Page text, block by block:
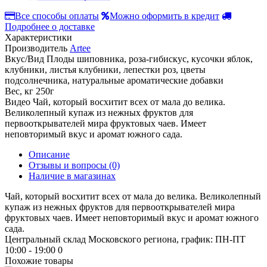
Все способы оплаты
Можно оформить в кредит
Подробнее о доставке
Характеристики
Производитель Artee
Вкус/Вид Плоды шиповника, роза-гибискус, кусочки яблок,
клубники, листья клубники, лепестки роз, цветы
подсолнечника, натуральные ароматические добавки
Вес, кг 250г
Видео Чай, который восхитит всех от мала до велика.
Великолепный купаж из нежных фруктов для
первооткрывателей мира фруктовых чаев. Имеет
неповторимый вкус и аромат южного сада.
Описание
Отзывы и вопросы (0)
Наличие в магазинах
Чай, который восхитит всех от мала до велика. Великолепный
купаж из нежных фруктов для первооткрывателей мира
фруктовых чаев. Имеет неповторимый вкус и аромат южного
сада.
Центральный склад Московского региона, график: ПН-ПТ
10:00 - 19:00 0
Похожие товары